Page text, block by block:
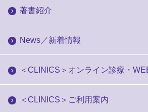
著書紹介
News／新着情報
＜CLINICS＞オンライン診療・
＜CLINICS＞ご利用案内